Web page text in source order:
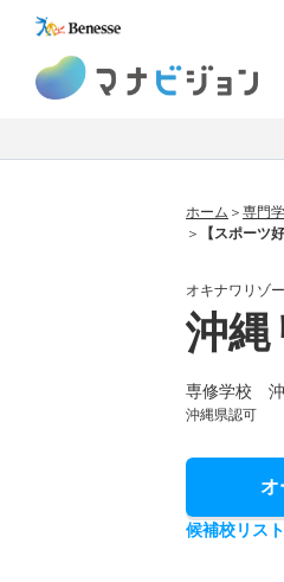
ホーム 専門
【スポーツ
オキナワリゾ
沖縄
専修学校
沖縄県認可
オ
候補校リスト